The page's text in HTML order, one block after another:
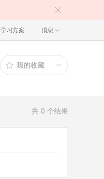
学习方案 消息
我的收藏
共 0 个结果